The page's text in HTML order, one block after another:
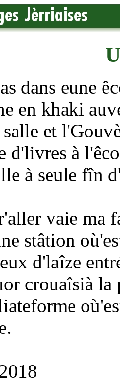
dans eune
en khaki
salle et
d'livres à
à seule fîn
vaie ma
stâtion
d'laîze
crouaîsià